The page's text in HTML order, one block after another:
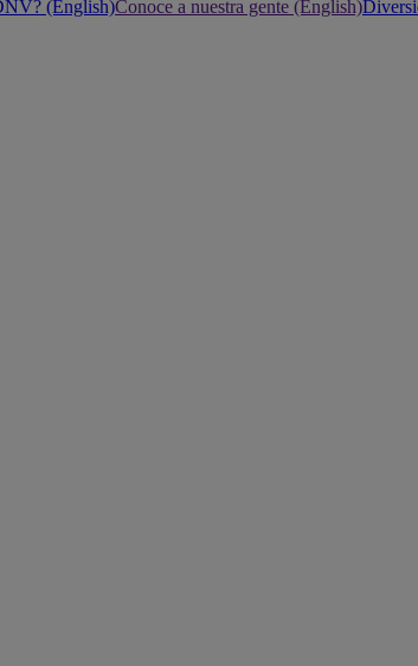
(English)Conoce a nuestra gente (English)